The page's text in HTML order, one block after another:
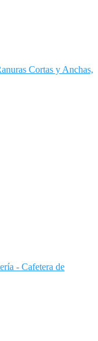
Cortas y Anchas,
- Cafetera de